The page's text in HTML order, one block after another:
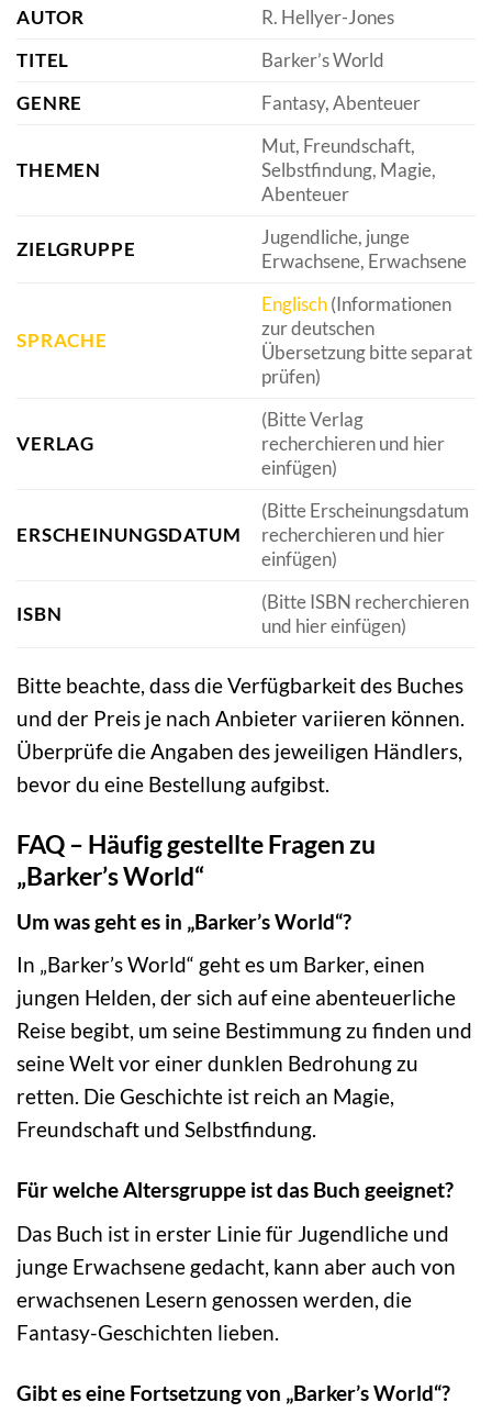
AUTOR
R. Hellyer-Jones
TITEL
Barker’s World
GENRE
Fantasy, Abenteuer
THEMEN
Mut, Freundschaft,
Selbstfindung, Magie,
Abenteuer
ZIELGRUPPE
Jugendliche, junge
Erwachsene, Erwachsene
SPRACHE
Englisch(Informationen
zur deutschen
Übersetzung bitte separat
prüfen)
VERLAG
(Bitte Verlag
recherchieren und hier
einfügen)
ERSCHEINUNGSDATUM
(Bitte Erscheinungsdatum
recherchieren und hier
einfügen)
ISBN
(Bitte ISBN recherchieren
und hier einfügen)
Bitte beachte, dass die Verfügbarkeit des Buches
und der Preis je nach Anbieter variieren können.
Überprüfe die Angaben des jeweiligen Händlers,
bevor du eine Bestellung aufgibst.
FAQ – Häufig gestellte Fragen zu
„Barker’s World“
Um was geht es in „Barker’s World“?
In „Barker’s World“ geht es um Barker, einen
jungen Helden, der sich auf eine abenteuerliche
Reise begibt, um seine Bestimmung zu finden und
seine Welt vor einer dunklen Bedrohung zu
retten. Die Geschichte ist reich an Magie,
Freundschaft und Selbstfindung.
Für welche Altersgruppe ist das Buch geeignet?
Das Buch ist in erster Linie für Jugendliche und
junge Erwachsene gedacht, kann aber auch von
erwachsenen Lesern genossen werden, die
Fantasy-Geschichten lieben.
Gibt es eine Fortsetzung von „Barker’s World“?